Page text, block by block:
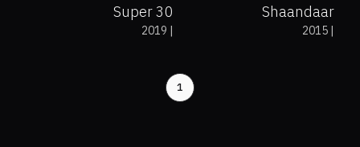
Shaandaar
|
2015
Super 30
|
2019
1